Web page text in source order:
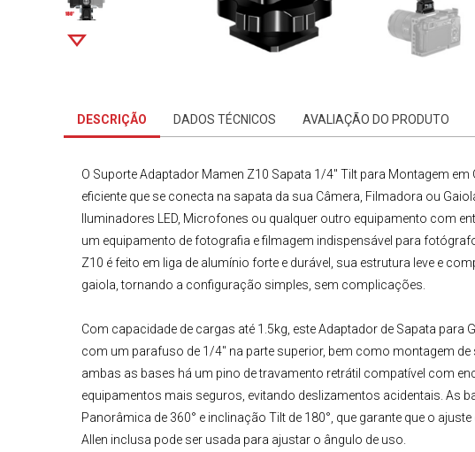
DESCRIÇÃO DADOS TÉCNICOS AVALIAÇÃO DO PRODUTO
O Suporte Adaptador Mamen Z10 Sapata 1/4" Tilt para Montagem em
eficiente que se conecta na sapata da sua Câmera, Filmadora ou
Iluminadores LED Microfones ou qualquer outro equipamento com
um equipamento de fotografia e filmagem indispensável para
Z10 é feito em liga de alumínio forte e durável, sua estrutura leve e
gaiola, tornando a configuração simples, sem complicações.
Com capacidade de cargas até 1.5kg, esteAdaptador de Sapata para
com um parafuso de 1/4" na parte superior, bem como montagem
ambas as bases há um pino de travamento retrátil compatível com
equipamentos mais seguros, evitando deslizamentos acidentais. As
Panorâmica de 360° e inclinação Tilt de 180°, que garante que o
Allen inclusa pode ser usada para ajustar o ângulo de uso.